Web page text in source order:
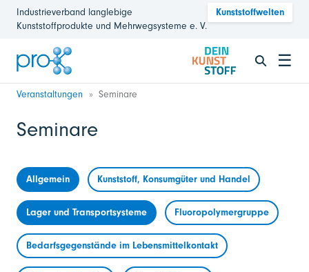
Industrieverband langlebige
Kunststoffprodukte und Mehrwegsysteme e. V.
Kunststoffwelten
☰
Veranstaltungen Seminare
Seminare
Allgemein Kunststoff, Konsumgüter und Handel
Lager und Transportsysteme Fluoropolymergruppe
Bedarfsgegenstände im Lebensmittelkontakt